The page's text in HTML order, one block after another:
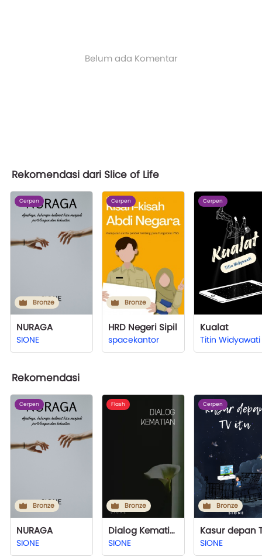
Belum ada Komentar
Rekomendasi dari Slice of Life
Cerpen
Bronze
NURAGA
SIONE
Cerpen
Bronze
HRD Negeri Sipil
spacekantor
Cerpen
Kualat
Titin Widyawati
Rekomendasi
Cerpen
Bronze
NURAGA
SIONE
Flash
Bronze
Dialog Kematian
SIONE
Cerpen
Bronze
SIONE